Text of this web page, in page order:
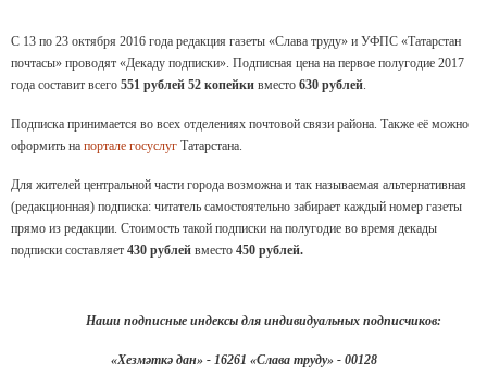
С 13 по 23 октября 2016 года редакция газеты «Слава труду» и УФПС «Татарстан
почтасы» проводят «Декаду подписки». Подписная цена на первое полугодие 2017
года составит всего 551 рублей 52 копейки вместо 630 рублей.
Подписка принимается во всех отделениях почтовой связи района. Также её можно
оформить на портале госуслуг Татарстана.
Для жителей центральной части города возможна и так называемая альтернативная
(редакционная) подписка: читатель самостоятельно забирает каждый номер газеты
прямо из редакции. Стоимость такой подписки на полугодие во время декады
подписки составляет 430 рублей вместо 450 рублей.
Наши подписные индексы для индивидуальных подписчиков:
«Хезмәткә дан» - 16261 «Слава труду» - 00128